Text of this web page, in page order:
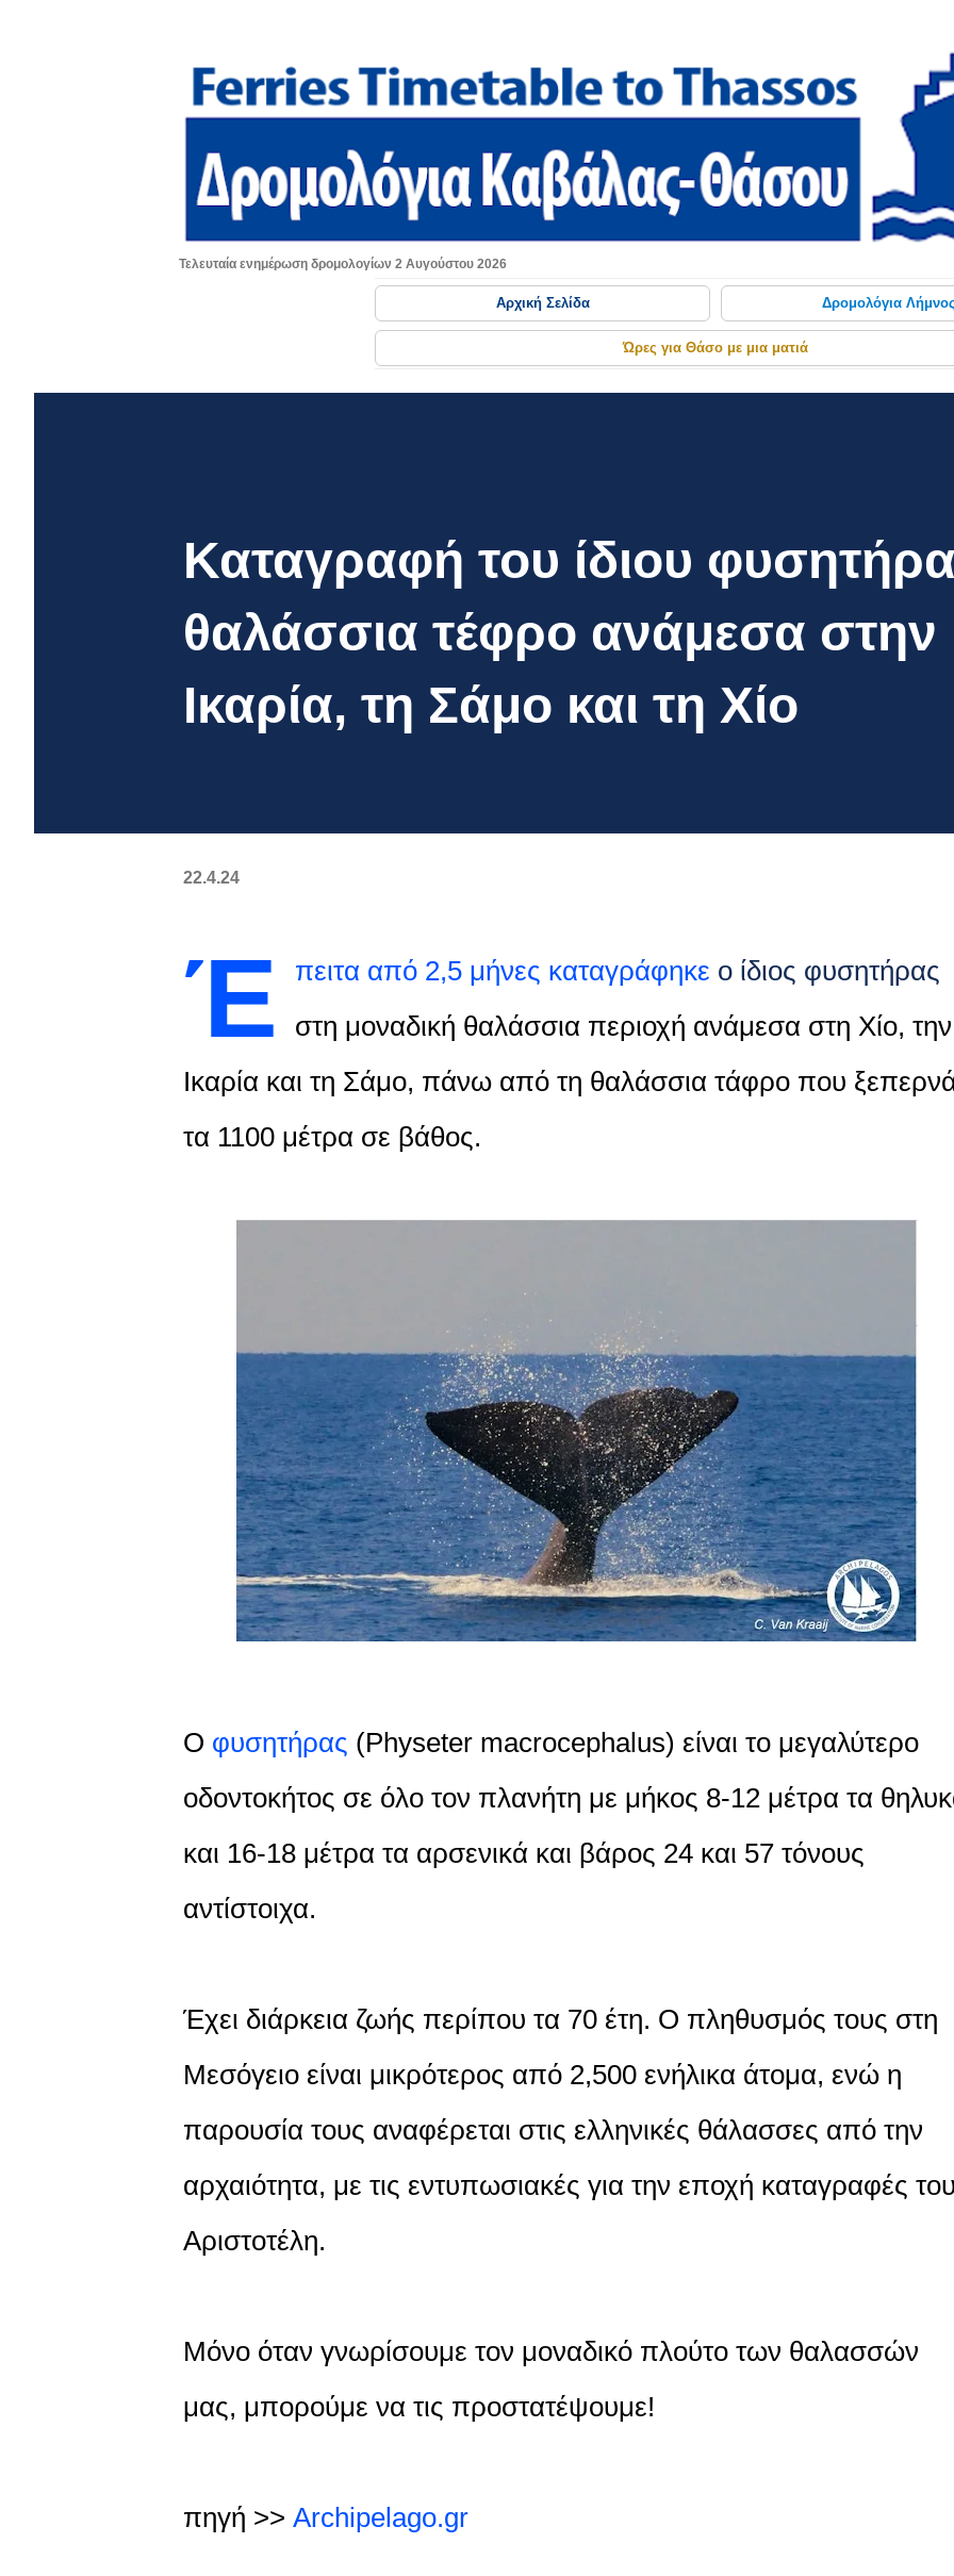
Τελευταία ενημέρωση δρομολογίων 2 Αυγούστου 2026
Αρχική Σελίδα Δρομολόγια
Ώρες για Θάσο με μια ματιά
Καταγραφή του ίδιου
θαλάσσια τέφρο ανάμεσα στην
Ικαρία, τη Σάμο και τη Χίο
22.4.24
Έ πειτα από 2,5 μήνες καταγράφηκε ο ίδιος φυσητήρας
στη μοναδική θαλάσσια περιοχή ανάμεσα στη Χίο, την
Ικαρία και τη Σάμο, πάνω από τη θαλάσσια τάφρο που
τα 1100 μέτρα σε βάθος.
Ο φυσητήρας (Physeter macrocephalus) είναι το μεγαλύτερο
οδοντοκήτος σε όλο τον πλανήτη με μήκος 8-12 μέτρα τα
και 16-18 μέτρα τα αρσενικά και βάρος 24 και 57 τόνους
αντίστοιχα.
Έχει διάρκεια ζωής περίπου τα 70 έτη. Ο πληθυσμός τους στη
Μεσόγειο είναι μικρότερος από 2,500 ενήλικα άτομα, ενώ η
παρουσία τους αναφέρεται στις ελληνικές θάλασσες από την
αρχαιότητα, με τις εντυπωσιακές για την εποχή καταγραφές
Αριστοτέλη.
Μόνο όταν γνωρίσουμε τον μοναδικό πλούτο των θαλασσών
μας, μπορούμε να τις προστατέψουμε!
πηγή >> Archipelago.gr